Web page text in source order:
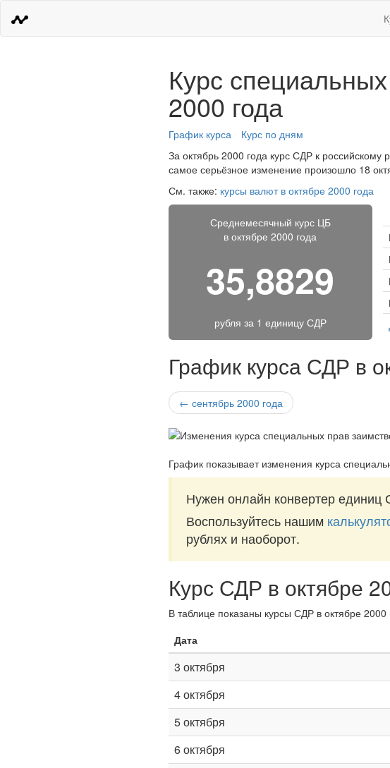
Курс
2000 года
График курса
Курс по дням
За октябрь 2000 года курс СДР к
самое серьёзное изменение произошло 18
См. также: курсы валют в октябре 2000 года
Среднемесячный курс ЦБ
в октябре 2000 года
35,8829
рубля за 1 единицу СДР
График курса СДР в
← сентябрь 2000 года
График показывает изменения курса
Нужен онлайн конвертер единиц
Воспользуйтесь нашим
рублях и наоборот.
Курс СДР в октябре
В таблице показаны курсы СДР в октябре
Дата
3 октября
4 октября
5 октября
6 октября